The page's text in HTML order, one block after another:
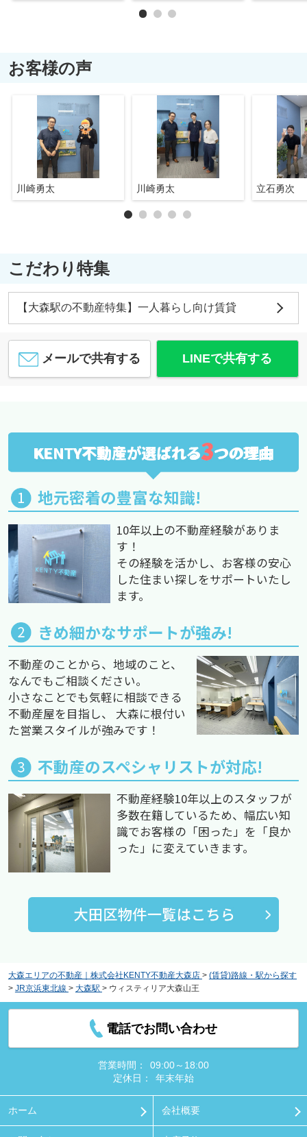
お客様の声
川崎勇太 川崎勇太 立石勇次
こだわり特集
【大森駅の不動産特集】一人暮らし向け賃貸
メールで共有する LINEで共有する
KENTY不動産が選ばれる3つの理由
地元密着の豊富な知識!
10年以上の不動産経験がありま
す！
その経験を活かし、お客様の安心
した住まい探しをサポートいたし
ます。
きめ細かなサポートが強み!
不動産のことから、地域のこと、
なんでもご相談ください。
小さなことでも気軽に相談できる
不動産屋を目指し、 大森に根付い
た営業スタイルが強みです！
不動産のスペシャリストが対応!
不動産経験10年以上のスタッフが
多数在籍しているため、幅広い知
識でお客様の「困った」を「良か
った」に変えていきます。
大森エリアの不動産｜株式会社KENTY不動産大森店 > (賃貸)路線・駅から探す
> JR京浜東北線 > 大森駅 > ウィスティリア大森山王
電話でお問い合わせ
営業時間：
09:00～18:00
定休日：
年末年始
ホーム 会社概要